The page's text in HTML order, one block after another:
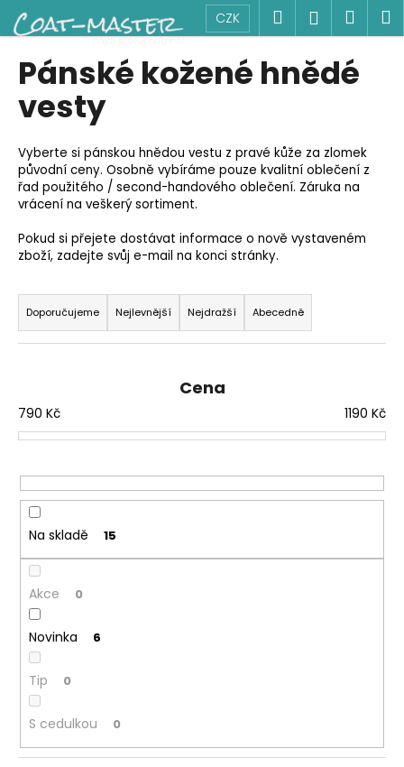
Přejít
na
obsah
CZK Hledat
Pánské kožené hnědé
vesty
Vyberte si pánskou hnědou vestu z pravé kůže za zlomek
původní ceny. Osobně vybíráme pouze kvalitní oblečení z
řad použitého / second-handového oblečení. Záruka na
vrácení na veškerý sortiment.
Pokud si přejete dostávat informace o nově vystaveném
zboží, zadejte svůj e-mail na konci stránky.
Ř
a
z
í
p
o
d
u
k
ů
Doporučujeme Nejlevnější Nejdražší Abecedně
Cena
790 Kč 1190 Kč
Na skladě 15
Akce 0
Novinka 6
Tip 0
S cedulkou 0
o
C
o
p
o
t
ř
e
b
u
e
n
a
j
í
t
?